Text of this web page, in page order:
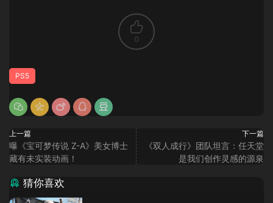
0
PS5
上一篇
曝《宝可梦传说 Z-A》美女博士
藏有未实装动画！
下一篇
《双人成行》团队坦言：任天堂
是我们创作灵感的源泉
猜你喜欢